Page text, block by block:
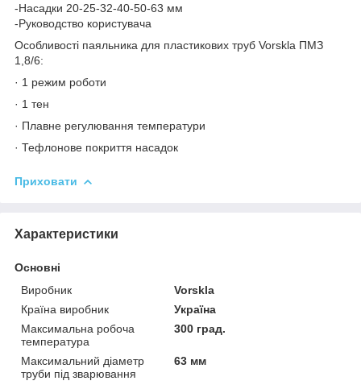
-Насадки 20-25-32-40-50-63 мм
-Руководство користувача
Особливості паяльника для пластикових труб Vorskla ПМЗ
1,8/6:
· 1 режим роботи
· 1 тен
· Плавне регулювання температури
· Тефлонове покриття насадок
Приховати
Характеристики
Основні
Виробник
Vorskla
Країна виробник
Україна
Максимальна робоча
температура
300 град.
Максимальний діаметр
труби під зварювання
63 мм